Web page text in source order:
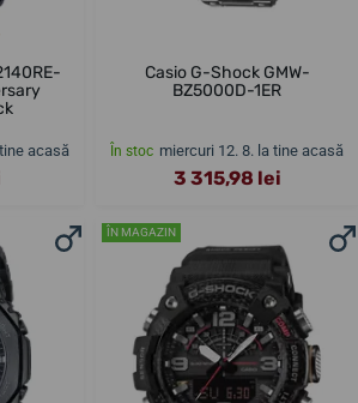
acasă
Casio G-Shock GMW-
BZ5000D-1ER
În stoc miercuri 12. 8. la tine acasă
3 315,98 lei
ÎN MAGAZIN